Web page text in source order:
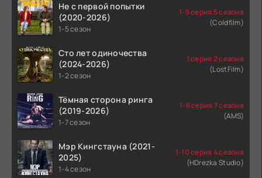
Не с первой попытки
(2020-2026)
1-5 сезон
1-5 серия 5 сезона
(Coldfilm)
Сто лет одиночества
(2024-2026)
1-2 сезон
1 серия 2 сезона
(LostFilm)
Тёмная сторона ринга
(2019-2026)
1-7 сезон
1-6 серия 7 сезона
(AMS)
Мэр Кингстауна (2021-
2025)
1-4 сезон
1-10 серия 4 сезона
(HDrezka Studio)